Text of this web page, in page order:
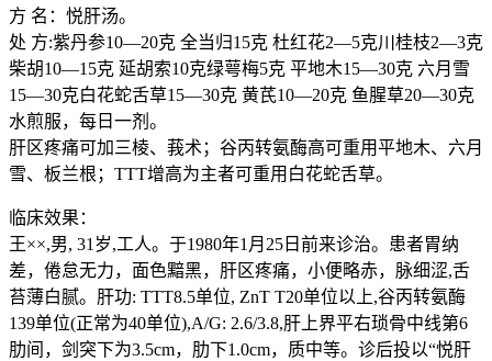
方 名：悦肝汤。
处 方:紫丹参10—20克 全当归15克 杜红花2—5克川桂枝2—3克
柴胡10—15克 延胡索10克绿萼梅5克 平地木15—30克 六月雪
15—30克白花蛇舌草15—30克 黄芪10—20克 鱼腥草20—30克
水煎服，每日一剂。
肝区疼痛可加三棱、莪术；谷丙转氨酶高可重用平地木、六月
雪、板兰根；TTT增高为主者可重用白花蛇舌草。
临床效果：
王××,男, 31岁,工人。于1980年1月25日前来诊治。患者胃纳
差，倦怠无力，面色黯黑，肝区疼痛，小便略赤，脉细涩,舌
苔薄白腻。肝功: TTT8.5单位, ZnT T20单位以上,谷丙转氨酶
139单位(正常为40单位),A/G: 2.6/3.8,肝上界平右琐骨中线第6
肋间，剑突下为3.5cm，肋下1.0cm，质中等。诊后投以“悦肝